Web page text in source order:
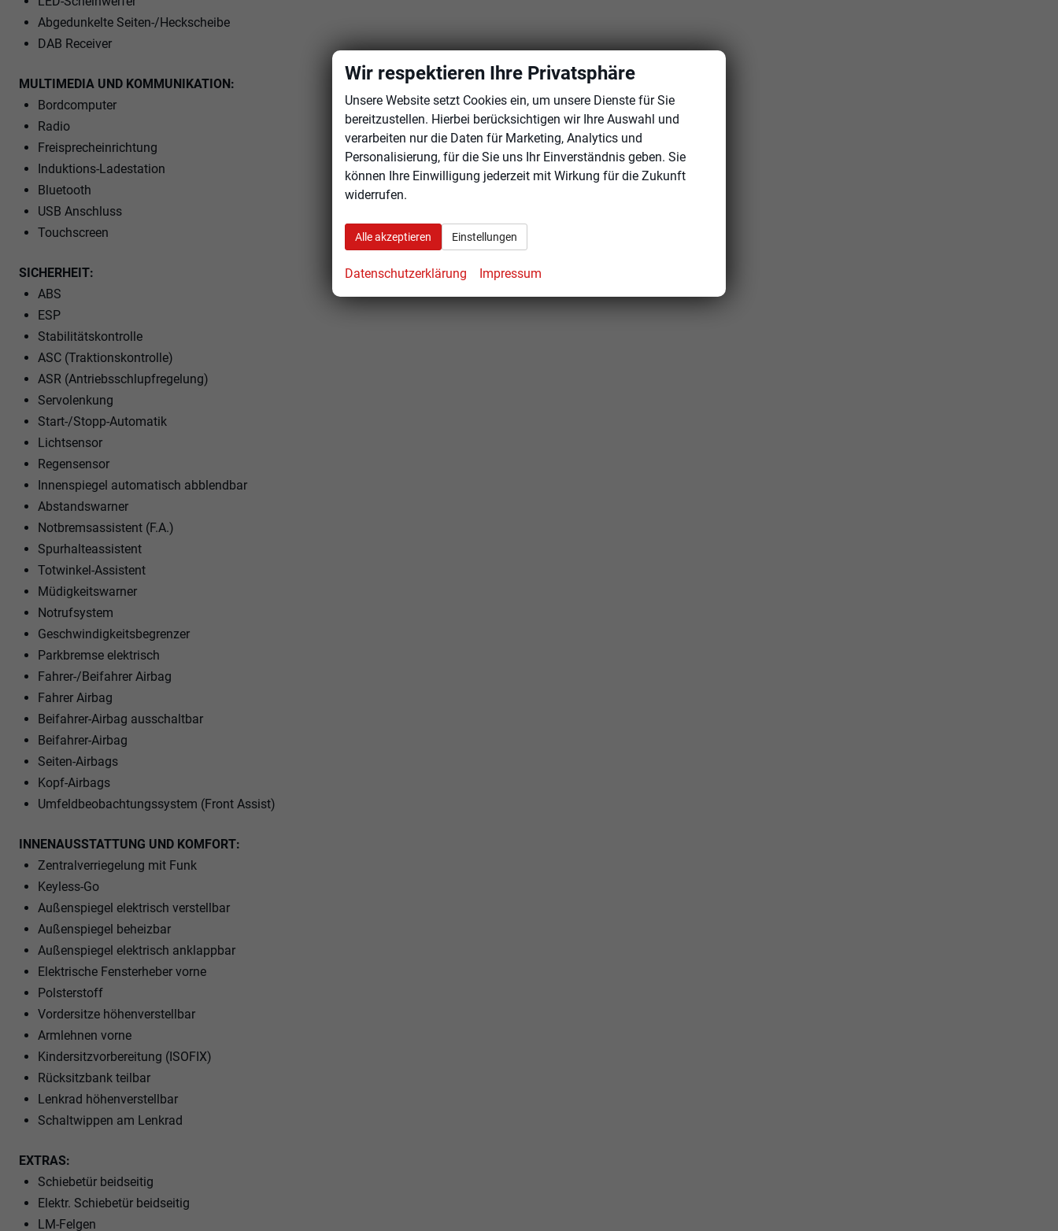
Abgedunkelte Seiten-/Heckscheibe
DAB Receiver
MULTIMEDIA UND KOMMUNIKATION:
Bordcomputer
Radio
Freisprecheinrichtung
Induktions-Ladestation
Bluetooth
USB Anschluss
Touchscreen
SICHERHEIT:
ABS
ESP
Stabilitätskontrolle
ASC (Traktionskontrolle)
ASR (Antriebsschlupfregelung)
Servolenkung
Start-/Stopp-Automatik
Lichtsensor
Regensensor
Innenspiegel automatisch abblendbar
Abstandswarner
Notbremsassistent (F.A.)
Spurhalteassistent
Totwinkel-Assistent
Müdigkeitswarner
Notrufsystem
Geschwindigkeitsbegrenzer
Parkbremse elektrisch
Fahrer-/Beifahrer Airbag
Fahrer Airbag
Beifahrer-Airbag ausschaltbar
Beifahrer-Airbag
Seiten-Airbags
Kopf-Airbags
Umfeldbeobachtungssystem (Front Assist)
INNENAUSSTATTUNG UND KOMFORT:
Zentralverriegelung mit Funk
Keyless-Go
Außenspiegel elektrisch verstellbar
Außenspiegel beheizbar
Außenspiegel elektrisch anklappbar
Elektrische Fensterheber vorne
Polsterstoff
Vordersitze höhenverstellbar
Armlehnen vorne
Kindersitzvorbereitung (ISOFIX)
Rücksitzbank teilbar
Lenkrad höhenverstellbar
Schaltwippen am Lenkrad
EXTRAS:
Schiebetür beidseitig
Elektr. Schiebetür beidseitig
LM-Felgen
Wir respektieren Ihre Privatsphäre
Unsere Website setzt Cookies ein, um unsere Dienste für Sie
bereitzustellen. Hierbei berücksichtigen wir Ihre Auswahl und
verarbeiten nur die Daten für Marketing, Analytics und
Personalisierung, für die Sie uns Ihr Einverständnis geben. Sie
können Ihre Einwilligung jederzeit mit Wirkung für die Zukunft
widerrufen.
Alle akzeptieren Einstellungen
Datenschutzerklärung Impressum